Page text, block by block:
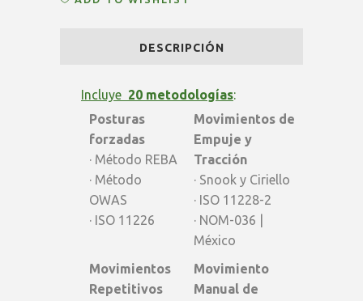
ERGOsoft
Latam
quantity
DESCRIPCIÓN
Incluye 20 metodologías:
Posturas
forzadas
· Método REBA
· Método
OWAS
· ISO 11226
Movimientos de
Empuje y
Tracción
· Snook y Ciriello
· ISO 11228-2
· NOM-036 |
México
Movimientos
Repetitivos
Movimiento
Manual de